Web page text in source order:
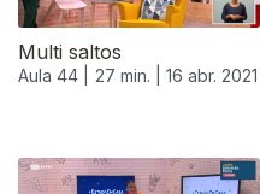
Multi saltos
Aula 44 | 27 min. | 16 abr. 2021
540088